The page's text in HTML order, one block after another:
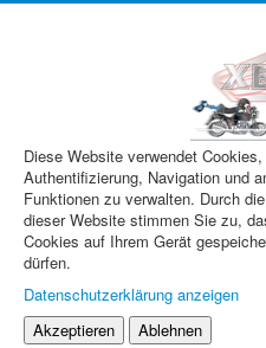
Diese Website verwendet Cookies,
Authentifizierung, Navigation und
Funktionen zu verwalten. Durch
dieser Website stimmen Sie zu,
Cookies auf Ihrem Gerät
dürfen.
Datenschutzerklärung anzeigen
Akzeptieren
Ablehnen